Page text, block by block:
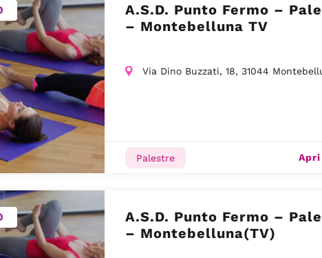
A.S.D. Punto Fermo –
– Montebelluna TV
Via Dino Buzzati, 18, 31044
Palestre Apri
A.S.D. Punto Fermo –
– Montebelluna(TV)